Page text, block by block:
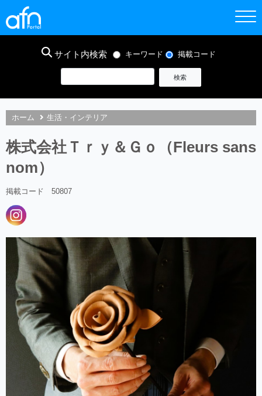
サイト内検索 キーワード 掲載コード
ホーム 生活・インテリア
株式会社Ｔｒｙ＆Ｇｏ（Fleurs sans
nom）
掲載コード 50807